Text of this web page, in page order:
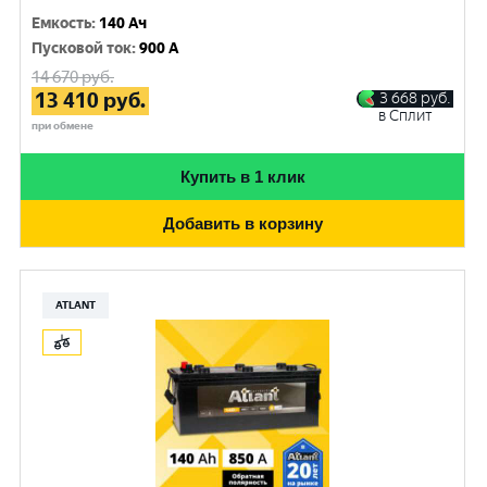
Емкость: 140 Ач
Пусковой ток:900 A
14 670руб.
13 410 руб.
при обмене
3 668 руб.
в Сплит
Купить в 1 клик
Добавить в корзину
ATLANT